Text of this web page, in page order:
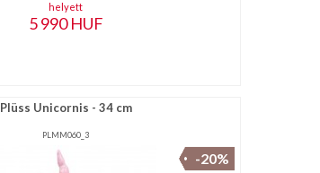
helyett
5 990HUF
Plüss Unicornis - 34 cm
PLMM060_3
-20%